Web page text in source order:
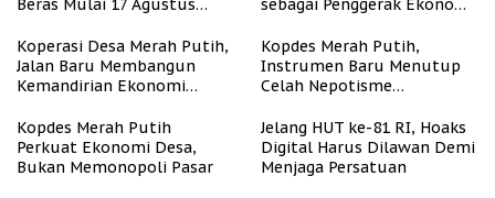
Beras Mulai 17 Agustus
sebagai Penggerak Ekonomi
Koperasi Desa Merah Putih,
Jalan Baru Membangun
Kemandirian Ekonomi
Kopdes Merah Putih,
Instrumen Baru Menutup
Celah Nepotisme
Kopdes Merah Putih
Perkuat Ekonomi Desa,
Bukan Memonopoli Pasar
Jelang HUT ke-81 RI, Hoaks
Digital Harus Dilawan Demi
Menjaga Persatuan